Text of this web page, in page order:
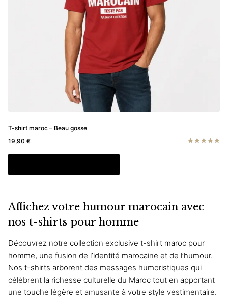
la
page
produit
T-shirt maroc – Beau gosse
19,90 €
variations.
Les
peuvent
être
choisies
sur
la
Affichez votre humour marocain avec
nos t-shirts pour homme
Découvrez notre collection exclusive t-shirt maroc pour
homme, une fusion de l’identité marocaine et de l’humour.
Nos t-shirts arborent des messages humoristiques qui
célèbrent la richesse culturelle du Maroc tout en apportant
une touche légère et amusante à votre style vestimentaire.